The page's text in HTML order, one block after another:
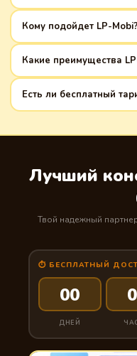
Это платформа для
товарного бизнеса.
Кому подойдет LP-Mobi?
Владельцам товарного
представить свои продукты
Какие преимущества
Интуитивно понятный
устройства, интеграция с
Есть ли бесплатный
ознакомления с
Лучший
Твой надежный
⏱ БЕСПЛАТНЫЙ
00
ДНЕЙ